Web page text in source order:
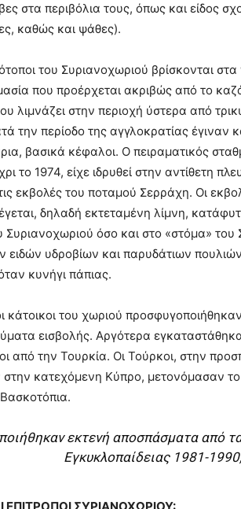
στα περιβόλια τους, όπως και είδος
καθώς και ψάθες).
του Συριανοχωριού βρίσκονται
που προέρχεται ακριβώς από το
λιμνάζει στην περιοχή ύστερα από
την περίοδο της αγγλοκρατίας έγιναν
βασικά κέφαλοι. Ο πειραματικός
το 1974, είχε ιδρυθεί στην αντίθετη
εκβολές του ποταμού Σερράχη. Οι
δηλαδή εκτεταμένη λίμνη,
Συριανοχωριού όσο και στο «στόμα»
ειδών υδροβίων και παρυδάτιων
κυνήγι πάπιας.
κάτοικοι του χωριού
εισβολής. Αργότερα
από την Τουρκία. Οι Τούρκοι, στην
κατεχόμενη Κύπρο, μετονόμασαν
εκτενή αποσπάσματα από
Εγκυκλοπαίδειας 1981-